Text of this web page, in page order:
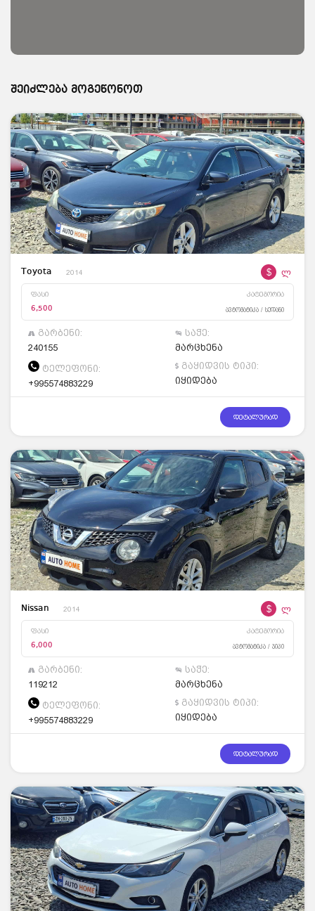
შეიძლება მოგეწონოთ
Toyota 2014 $ ლ
ფასი კატეგორია
6,500 ავტომატიკა / სედანი
გარბენი:
240155
საჭე:
მარცხენა
ტელეფონი:
+995574883229
გაყიდვის ტიპი:
იყიდება
დეტალურად
Nissan 2014 $ ლ
ფასი კატეგორია
6,000 ავტომატიკა / ჯიპი
გარბენი:
119212
საჭე:
მარცხენა
ტელეფონი:
+995574883229
გაყიდვის ტიპი:
იყიდება
დეტალურად